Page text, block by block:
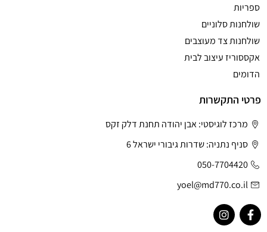
ספריות
שולחנות סלוניים
שולחנות צד מעוצבים
אקססוריז עיצוב לבית
הדומים
פרטי התקשרות
מרכז לוגיסטי: אבן יהודה תחנת דלק זקס
סניף נתניה: שדרות גיבורי ישראל 6
050-7704420
yoel@md770.co.il